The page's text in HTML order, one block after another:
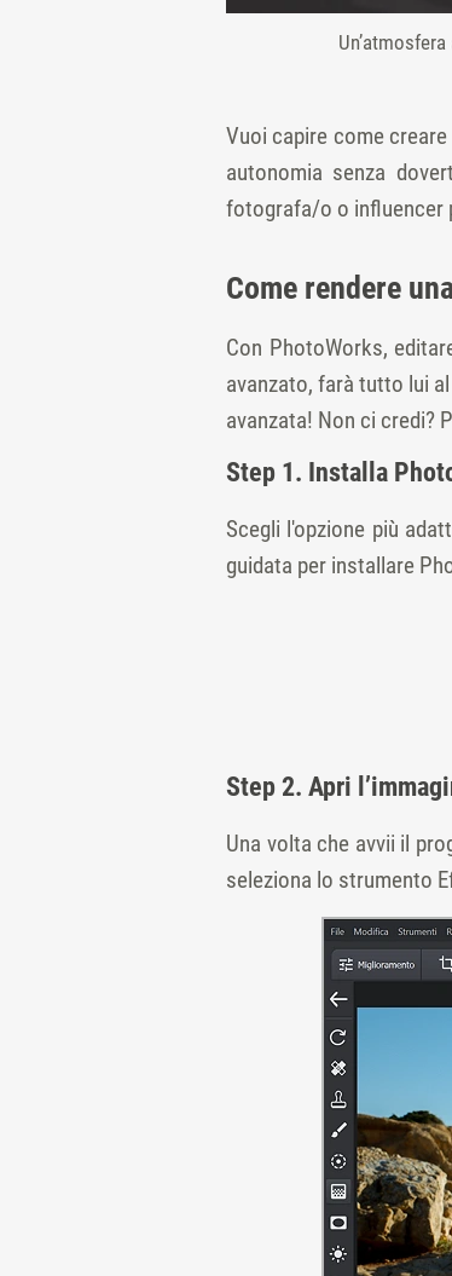
Vuoi capire come
autonomia senza
fotografa/o o influencer
Come rendere
Con PhotoWorks,
avanzato, farà tutto lui
avanzata! Non ci credi?
Step 1. Installa
Scegli l'opzione più
guidata per installare
Step 2. Apri
Una volta che avvii il
seleziona lo strumento